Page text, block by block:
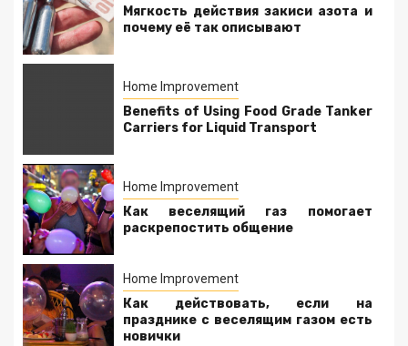
Мягкость действия закиси азота и
почему её так описывают
Home Improvement
Benefits of Using Food Grade Tanker
Carriers for Liquid Transport
Home Improvement
Как веселящий газ помогает
раскрепостить общение
Home Improvement
Как действовать, если на
празднике с веселящим газом есть
новички